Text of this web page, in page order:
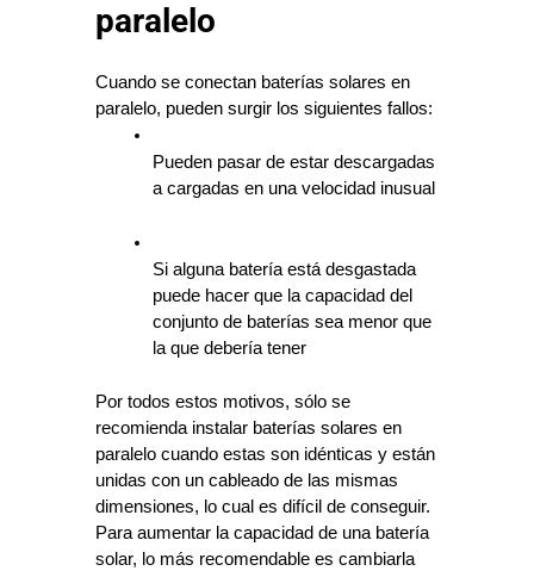
paralelo
Cuando se conectan baterías solares en
paralelo, pueden surgir los siguientes fallos:
Pueden pasar de estar descargadas
a cargadas en una velocidad inusual
Si alguna batería está desgastada
puede hacer que la capacidad del
conjunto de baterías sea menor que
la que debería tener
Por todos estos motivos, sólo se
recomienda instalar baterías solares en
paralelo cuando estas son idénticas y están
unidas con un cableado de las mismas
dimensiones, lo cual es difícil de conseguir.
Para aumentar la capacidad de una batería
solar, lo más recomendable es cambiarla